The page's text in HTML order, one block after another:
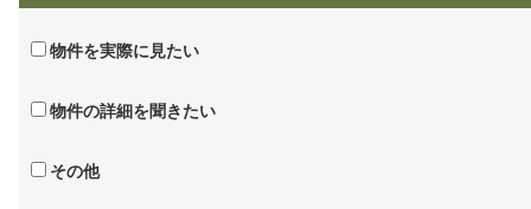
物件を実際に見たい
物件の詳細を聞きたい
その他